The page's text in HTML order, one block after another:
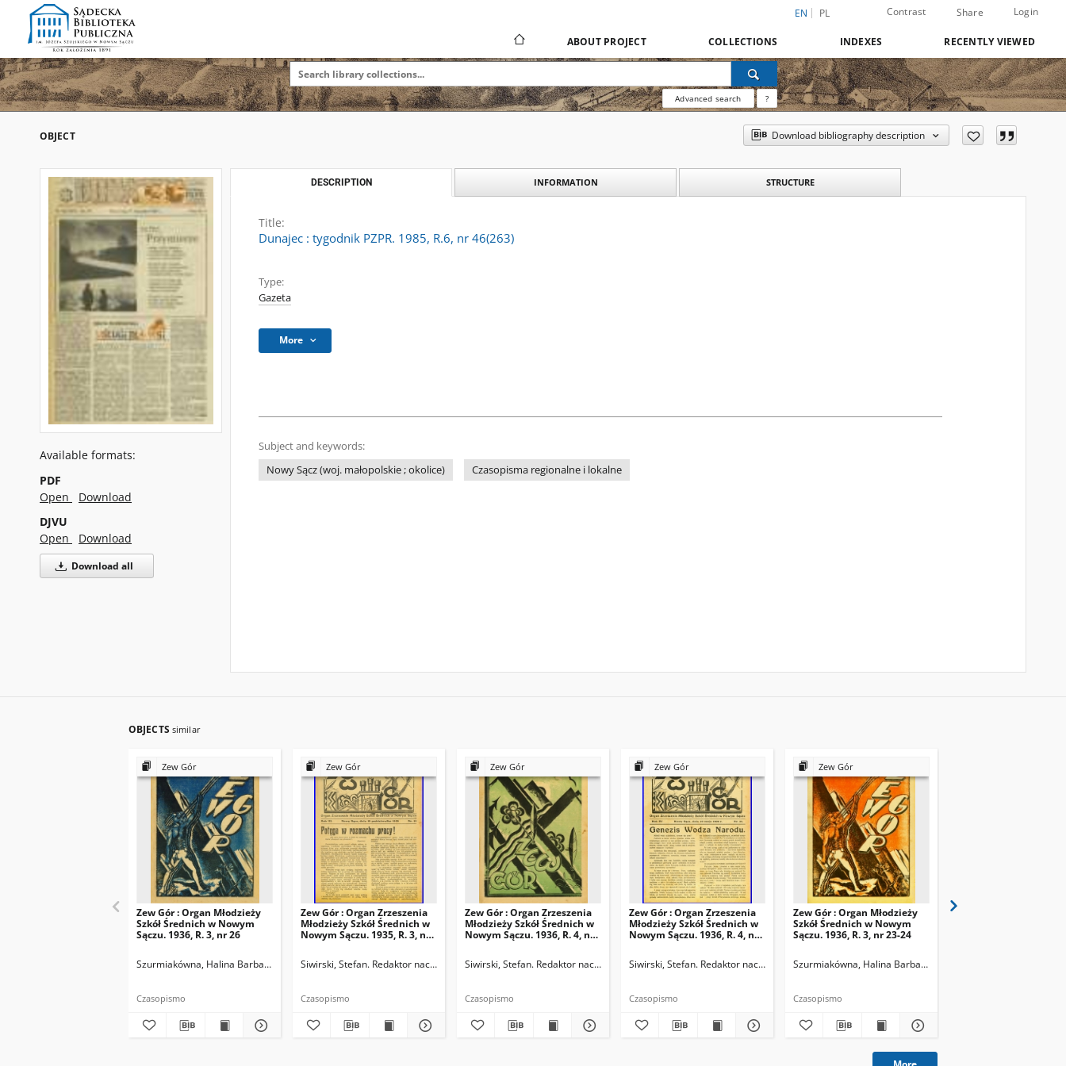
EN PL Contrast Share Login
ABOUT PROJECT COLLECTIONS INDEXES RECENTLY VIEWED
Advanced search ?
OBJECT Download bibliography description
Available formats:
PDF
Open
Download
DJVU
Open
Download
Download all
DESCRIPTION INFORMATION STRUCTURE
Title:
Dunajec : tygodnik PZPR. 1985, R.6, nr 46(263)
Type:
Gazeta
More
Subject and keywords:
Nowy Sącz (woj. małopolskie ; okolice)
Czasopisma regionalne i lokalne
OBJECTS similar
Zew Gór
Zew Gór : Organ Młodzieży
Szkół Średnich w Nowym
Sączu. 1936, R. 3, nr 26
Szurmiakówna, Halina Barbara (1920-1945). Redaktor naczelny
Czasopismo
Zew Gór
Zew Gór : Organ Zrzeszenia
Młodzieży Szkół Średnich w
Nowym Sączu. 1935, R. 3, nr
Siwirski, Stefan. Redaktor naczelny
Czasopismo
Zew Gór
Zew Gór : Organ Zrzeszenia
Młodzieży Szkół Średnich w
Nowym Sączu. 1936, R. 4, nr
Siwirski, Stefan. Redaktor naczelny
Czasopismo
Zew Gór
Zew Gór : Organ Zrzeszenia
Młodzieży Szkół Średnich w
Nowym Sączu. 1936, R. 4, nr
Siwirski, Stefan. Redaktor naczelny
Czasopismo
Zew Gór
Zew Gór : Organ Młodzieży
Szkół Średnich w Nowym
Sączu. 1936, R. 3, nr 23-24
Szurmiakówna, Halina Barbara (1920-1945). Redaktor
Czasopismo